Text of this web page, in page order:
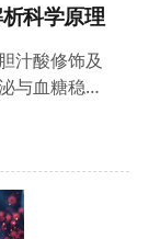
科学原理
汁酸修饰及
与血糖稳
病干预策